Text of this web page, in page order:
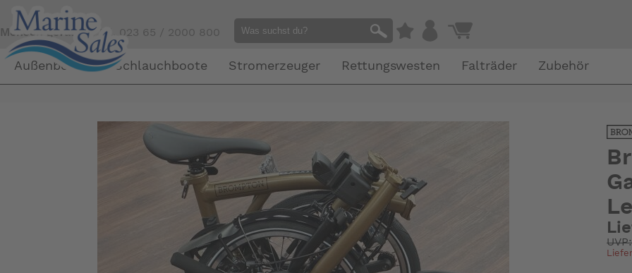
Mensch gefällig?Tel. 023 65 / 2000 800
Außenborder Schlauchboote Stromerzeuger Rettungswesten Falträder Zubehör